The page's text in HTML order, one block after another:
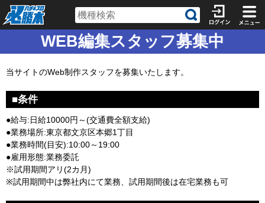
WEB編集スタッフ募集中
当サイトのWeb制作スタッフを募集いたします。
■条件
●給与:日給10000円～(交通費全額支給)
●業務場所:東京都文京区本郷1丁目
●業務時間(目安):10:00～19:00
●雇用形態:業務委託
※試用期間アリ(2カ月)
※試用期間中は弊社内にて業務、試用期間後は在宅業務も可